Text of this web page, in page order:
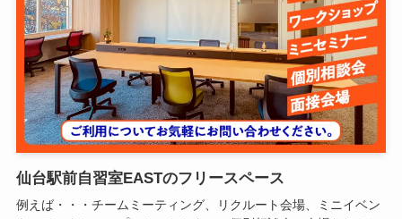
仙台駅前自習室EASTのフリースペース
例えば・・・チームミーティング、リクルート会場、ミニイベン